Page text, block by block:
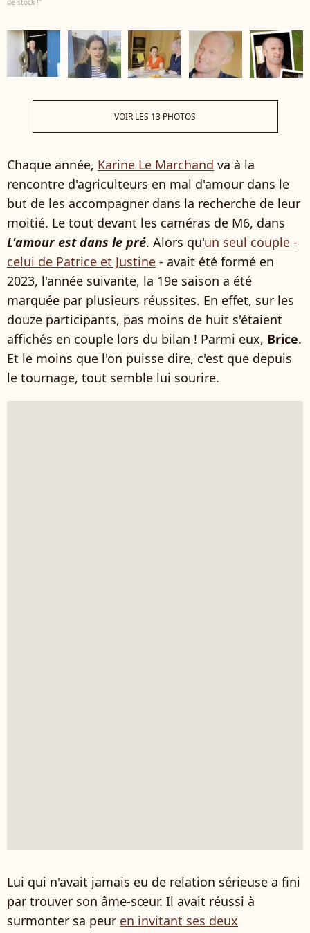
VOIR LES 13 PHOTOS
Chaque année, Karine Le Marchand va à la
rencontre d'agriculteurs en mal d'amour dans le
but de les accompagner dans la recherche de leur
moitié. Le tout devant les caméras de M6, dans
L'amour est dans le pré. Alors qu'un seul couple -
celui de Patrice et Justine - avait été formé en
2023, l'année suivante, la 19e saison a été
marquée par plusieurs réussites. En effet, sur les
douze participants, pas moins de huit s'étaient
affichés en couple lors du bilan ! Parmi eux, Brice.
Et le moins que l'on puisse dire, c'est que depuis
le tournage, tout semble lui sourire.
Lui qui n'avait jamais eu de relation sérieuse a fini
par trouver son âme-sœur. Il avait réussi à
surmonter sa peur en invitant ses deux